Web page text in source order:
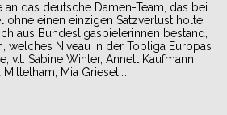
das deutsche Damen-Team, das bei
ohne einen einzigen Satzverlust holte!
aus Bundesligaspielerinnen bestand,
welches Niveau in der Topliga Europas
v.l. Sabine Winter, Annett Kaufmann,
Mittelham, Mia Griesel.…